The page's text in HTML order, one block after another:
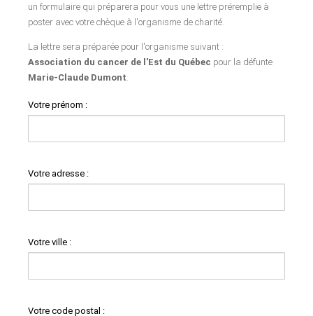
un formulaire qui préparera pour vous une lettre préremplie à
poster avec votre chèque à l'organisme de charité.
La lettre sera préparée pour l'organisme suivant :
Association du cancer de l'Est du Québec pour la défunte
Marie-Claude Dumont
Votre prénom :
Votre adresse :
Votre ville :
Votre code postal :